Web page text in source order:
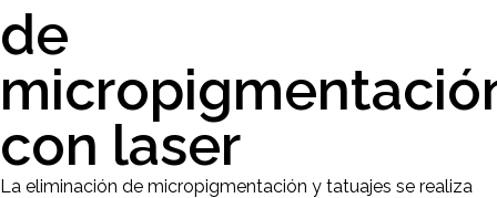
de
con laser
La eliminación de micropigmentación y tatuajes se realiza